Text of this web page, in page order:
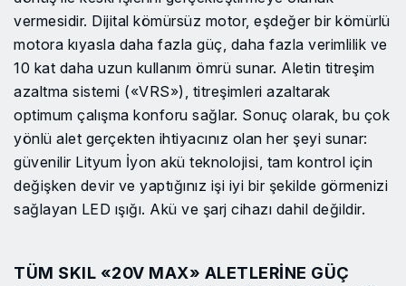
vermesidir. Dijital kömürsüz motor, eşdeğer bir kömürlü
motora kıyasla daha fazla güç, daha fazla verimlilik ve
10 kat daha uzun kullanım ömrü sunar. Aletin titreşim
azaltma sistemi («VRS»), titreşimleri azaltarak
optimum çalışma konforu sağlar. Sonuç olarak, bu çok
yönlü alet gerçekten ihtiyacınız olan her şeyi sunar:
güvenilir Lityum İyon akü teknolojisi, tam kontrol için
değişken devir ve yaptığınız işi iyi bir şekilde görmenizi
sağlayan LED ışığı. Akü ve şarj cihazı dahil değildir.
TÜM SKIL «20V MAX» ALETLERINE GÜÇ